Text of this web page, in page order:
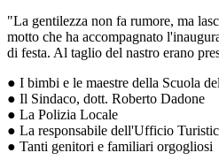
"La gentilezza non fa rumore, ma
motto che ha accompagnato
di festa. Al taglio del nastro erano
● I bimbi e le maestre della Scuola
● Il Sindaco, dott. Roberto Dadone
● La Polizia Locale
● La responsabile dell'Ufficio
● Tanti genitori e familiari orgogliosi